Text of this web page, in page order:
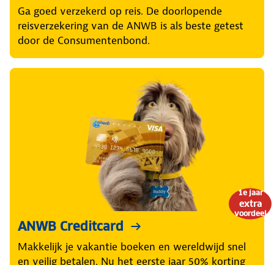
Ga goed verzekerd op reis. De doorlopende
reisverzekering van de ANWB is als beste getest
door de Consumentenbond.
1e jaar
extra
voordeel
ANWB Creditcard
Makkelijk je vakantie boeken en wereldwijd snel
en veilig betalen. Nu het eerste jaar 50% korting